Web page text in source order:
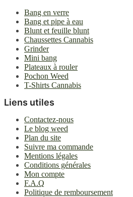
Bang en verre
Bang et pipe à eau
Blunt et feuille blunt
Chaussettes Cannabis
Grinder
Mini bang
Plateaux à rouler
Pochon Weed
T-Shirts Cannabis
Liens utiles
Contactez-nous
Le blog weed
Plan du site
Suivre ma commande
Mentions légales
Conditions générales
Mon compte
F.A.Q
Politique de remboursement